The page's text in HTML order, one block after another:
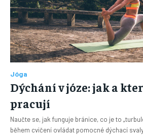
Jóga
Dýchání v józe: jak a
pracují
Naučte se, jak funguje bránice, co je to